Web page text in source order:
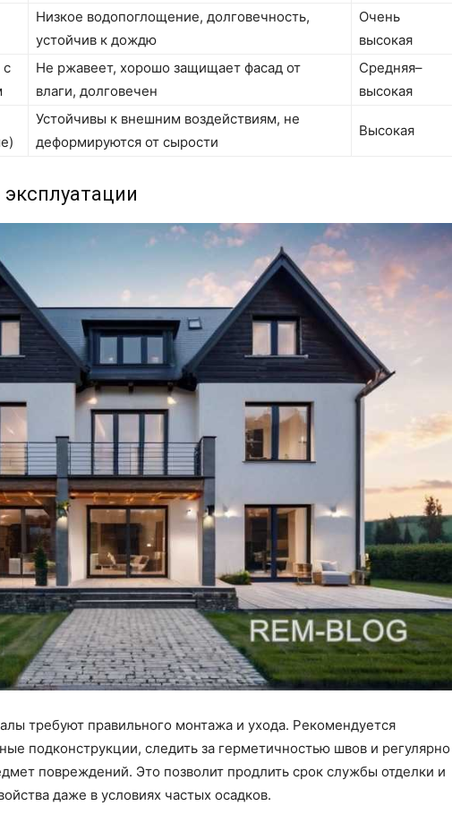
Низкое водопоглощение, долговечность,
устойчив к дождю
Очень
высокая
с
Не ржавеет, хорошо защищает фасад от
влаги, долговечен
Средняя–
высокая
Устойчивы к внешним воздействиям, не
деформируются от сырости
Высокая
требуют правильного монтажа и ухода. Рекомендуется
подконструкции, следить за герметичностью швов и регулярно
повреждений. Это позволит продлить срок службы отделки и
даже в условиях частых осадков.